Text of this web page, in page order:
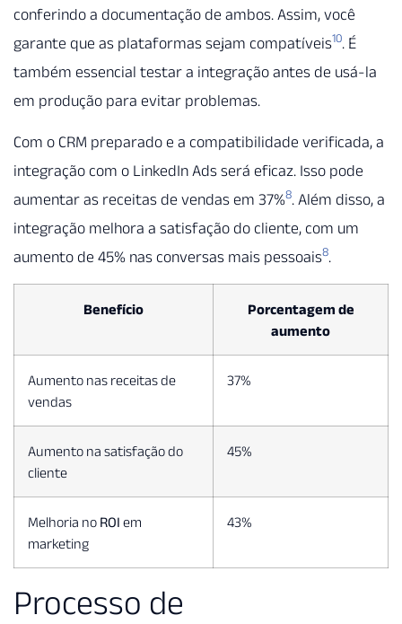
conferindo a documentação de ambos. Assim, você
garante que as plataformas sejam compatíveis10. É
também essencial testar a integração antes de usá-la
em produção para evitar problemas.
Com o CRM preparado e a compatibilidade verificada, a
integração com o LinkedIn Ads será eficaz. Isso pode
aumentar as receitas de vendas em 37%8. Além disso, a
integração melhora a satisfação do cliente, com um
aumento de 45% nas conversas mais pessoais8.
Benefício
Porcentagem de
aumento
Aumento nas receitas de
vendas
37%
Aumento na satisfação do
cliente
45%
Melhoria no ROI em
marketing
43%
Processo de